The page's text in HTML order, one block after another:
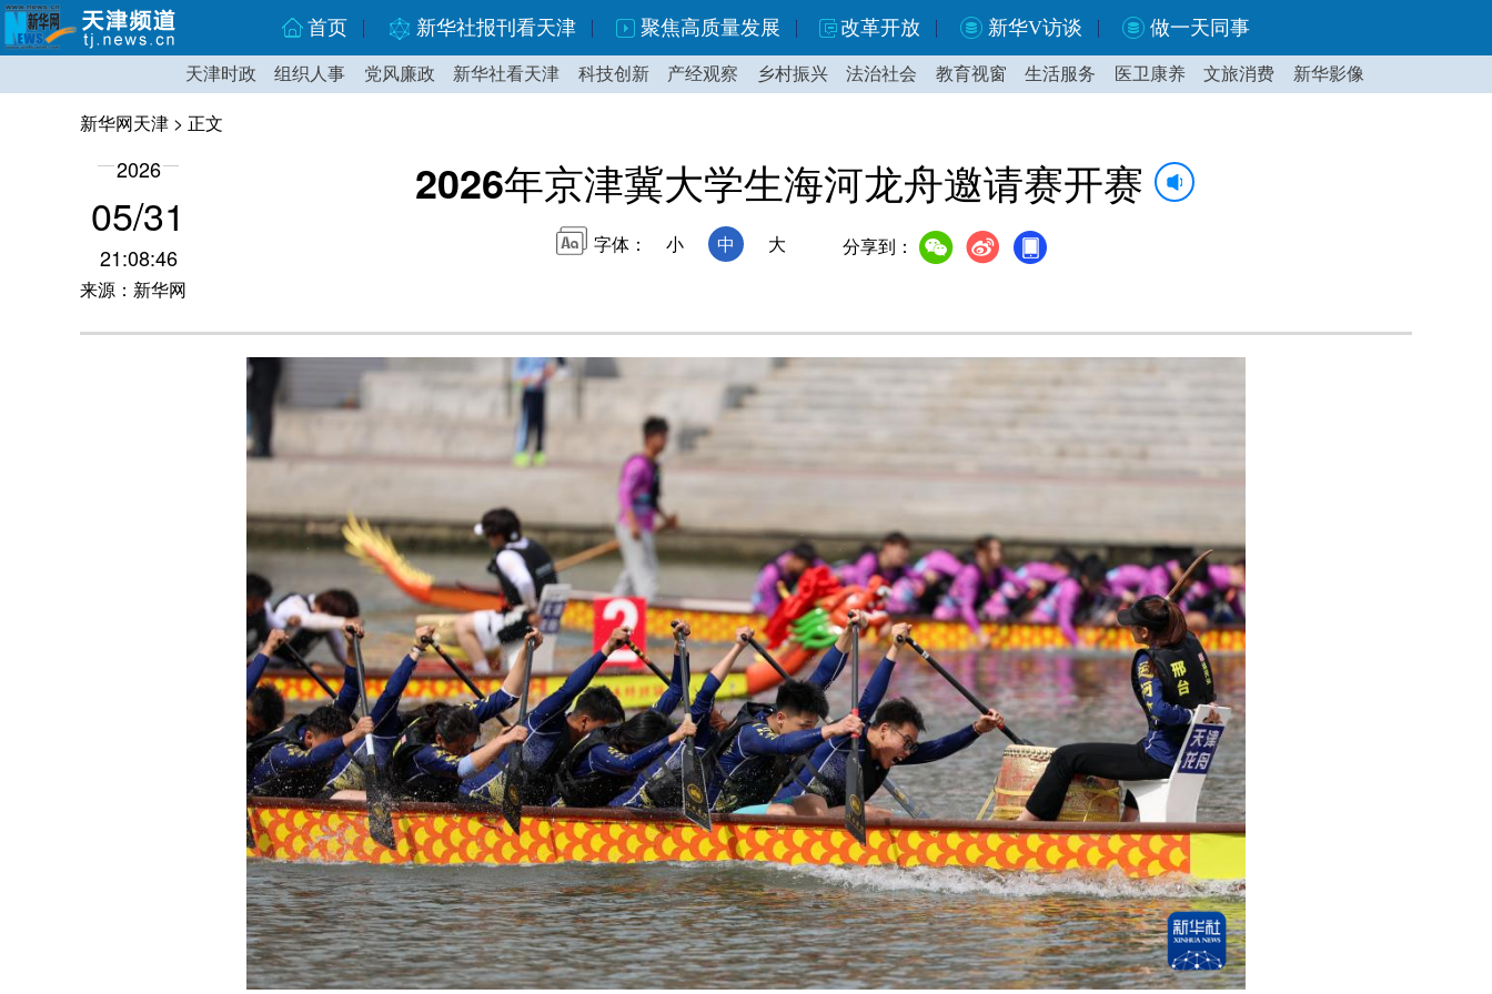
首页 新华社报刊看天津 聚焦高质量发展 改革开放 新华V访谈 做一天同事
天津时政 组织人事 党风廉政 新华社看天津 科技创新 产经观察 乡村振兴 法治社会 教育视窗 生活服务 医卫康养 文旅消费 新华影像
新华网天津 > 正文
2026
05/31
21:08:46
来源：新华网
2026年京津冀大学生海河龙舟邀请赛开赛
字体： 小 中 大 分享到：